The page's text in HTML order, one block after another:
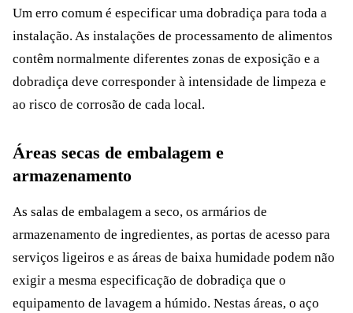
Um erro comum é especificar uma dobradiça para toda a
instalação. As instalações de processamento de alimentos
contêm normalmente diferentes zonas de exposição e a
dobradiça deve corresponder à intensidade de limpeza e
ao risco de corrosão de cada local.
Áreas secas de embalagem e
armazenamento
As salas de embalagem a seco, os armários de
armazenamento de ingredientes, as portas de acesso para
serviços ligeiros e as áreas de baixa humidade podem não
exigir a mesma especificação de dobradiça que o
equipamento de lavagem a húmido. Nestas áreas, o aço